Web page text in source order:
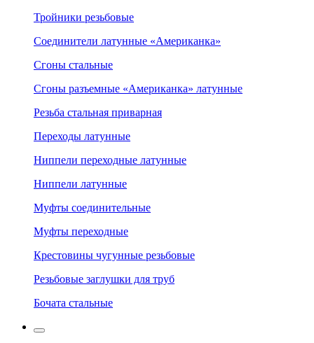
Тройники резьбовые
Соединители латунные «Американка»
Сгоны стальные
Сгоны разъемные «Американка» латунные
Резьба стальная приварная
Переходы латунные
Ниппели переходные латунные
Ниппели латунные
Муфты соединительные
Муфты переходные
Крестовины чугунные резьбовые
Резьбовые заглушки для труб
Бочата стальные